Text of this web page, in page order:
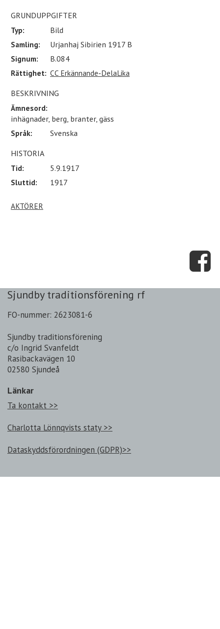
GRUNDUPPGIFTER
Typ:
Bild
Samling:
Urjanhaj Sibirien 1917 B
Signum:
B.084
Rättighet: CC Erkännande-DelaLika
BESKRIVNING
Ämnesord:
inhägnader, berg, branter, gäss
Språk:
Svenska
HISTORIA
Tid:
5.9.1917
Sluttid:
1917
AKTÖRER
Sjundby traditionsförening rf
FO-nummer: 2623081-6
Sjundby traditionsförening
c/o Ingrid Svanfeldt
Rasibackavägen 10
02580 Sjundeå
Länkar
Ta kontakt >>
Charlotta Lönnqvists staty >>
Dataskyddsförordningen (GDPR)>>